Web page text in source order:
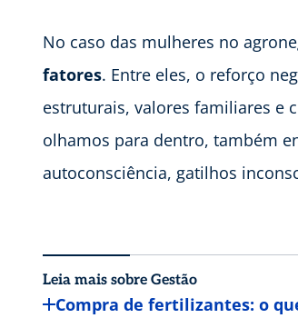
No caso das mulheres no
fatores. Entre eles, o reforço
estruturais, valores familiares e
olhamos para dentro, também
autoconsciência, gatilhos
Leia mais sobre Gestão
Compra de fertilizantes: o